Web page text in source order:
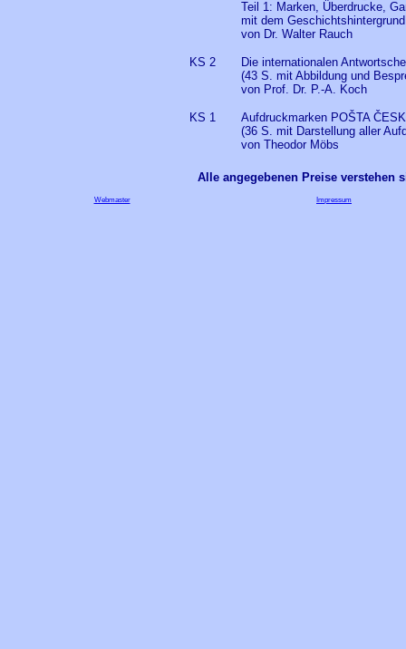
Teil 1: Marken, Überdrucke,
mit dem
von Dr. Walter Rauch
KS 2
Die internationalen
(43 S. mit Abbildung und
von Prof. Dr. P.-A. Koch
KS 1
Aufdruckmarken POŠTA
(36 S. mit Darstellung aller
von Theodor Möbs
Alle angegebenen Preise verstehen
Webmaster Impressum